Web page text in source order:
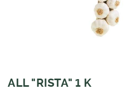
ALL "RISTA" 1 K